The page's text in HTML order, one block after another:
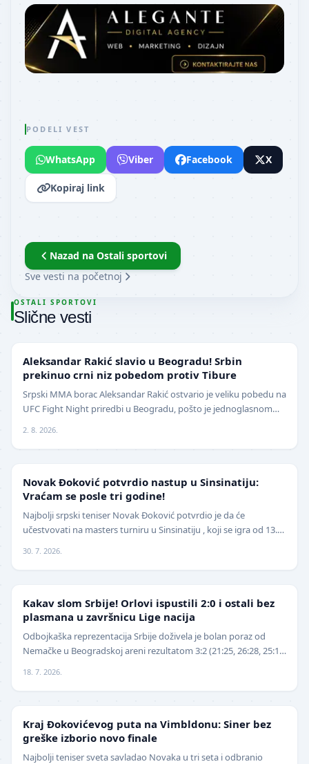
PODELI VEST
WhatsApp Viber Facebook X
Kopiraj link
Nazad na Ostali sportovi
Sve vesti na početnoj
OSTALI SPORTOVI
Slične vesti
Aleksandar Rakić slavio u Beogradu! Srbin
prekinuo crni niz pobedom protiv Tibure
Srpski MMA borac Aleksandar Rakić ostvario je veliku pobedu na
UFC Fight Night priredbi u Beogradu, pošto je jednoglasnom
2. 8. 2026.
Novak Đoković potvrdio nastup u Sinsinatiju:
Vraćam se posle tri godine!
Najbolji srpski teniser Novak Đoković potvrdio je da će
učestvovati na masters turniru u Sinsinatiju , koji se igra od 13.
30. 7. 2026.
Kakav slom Srbije! Orlovi ispustili 2:0 i ostali bez
plasmana u završnicu Lige nacija
Odbojkaška reprezentacija Srbije doživela je bolan poraz od
Nemačke u Beogradskoj areni rezultatom 3:2 (21:25, 26:28, 25:16,
18. 7. 2026.
Kraj Đokovićevog puta na Vimbldonu: Siner bez
greške izborio novo finale
Najbolji teniser sveta savladao Novaka u tri seta i odbranio